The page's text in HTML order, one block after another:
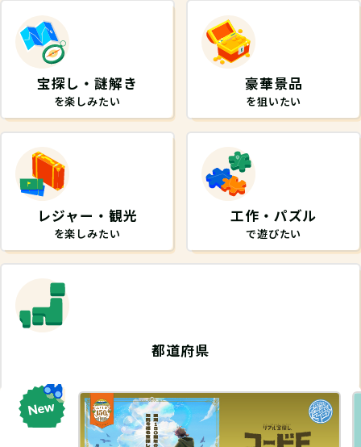
宝探し・謎解き
を楽しみたい
豪華景品
を狙いたい
レジャー・観光
を楽しみたい
工作・パズル
で遊びたい
都道府県